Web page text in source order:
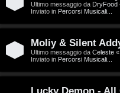
a
r
i
s
Ultimo messaggio da DryFood
Inviato in Percorsi Musicali...
Moliy & Silent
Ultimo messaggio da Celeste «
Inviato in Percorsi Musicali...
Lucky Demon - All
i
D
'
A